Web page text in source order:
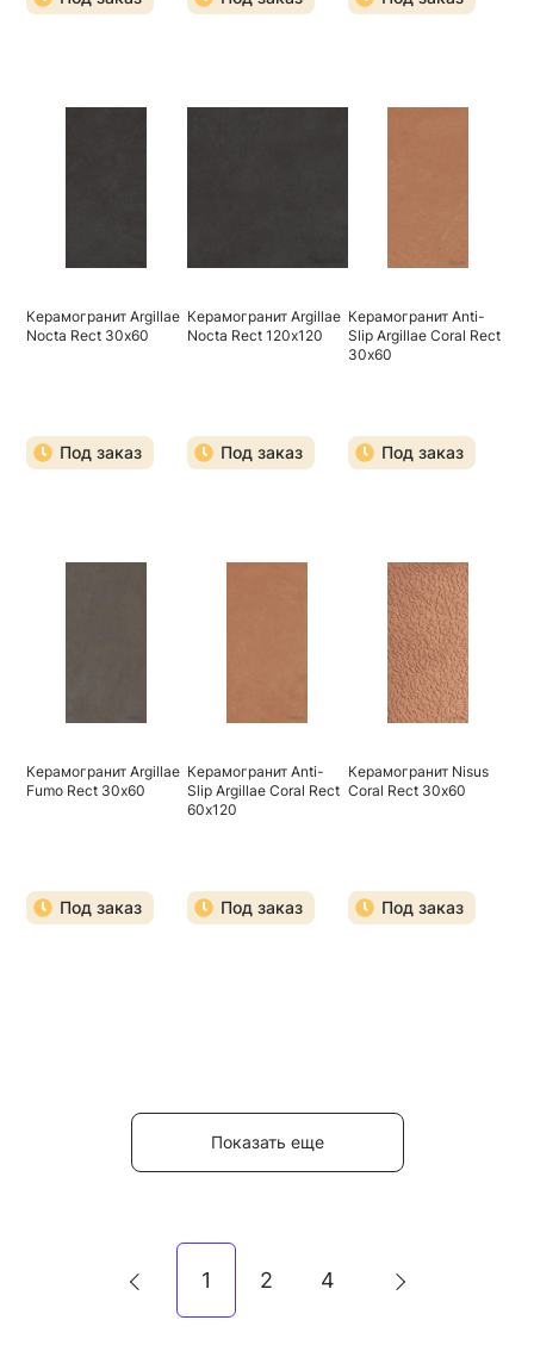
Керамогранит Argillae
Nocta Rect 30х60
Под заказ
Керамогранит Argillae
Nocta Rect 120х120
Под заказ
Керамогранит Anti-
Slip Argillae Coral Rect
30х60
Под заказ
Керамогранит Argillae
Fumo Rect 30х60
Под заказ
Керамогранит Anti-
Slip Argillae Coral Rect
60х120
Под заказ
Керамогранит Nisus
Coral Rect 30х60
Под заказ
Показать еще
1 2 4